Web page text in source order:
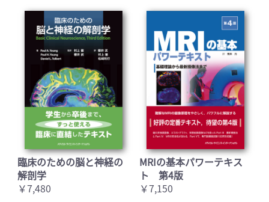
臨床のための脳と神経の
解剖学
￥7,480
MRIの基本パワーテキス
ト 第4版
￥7,150